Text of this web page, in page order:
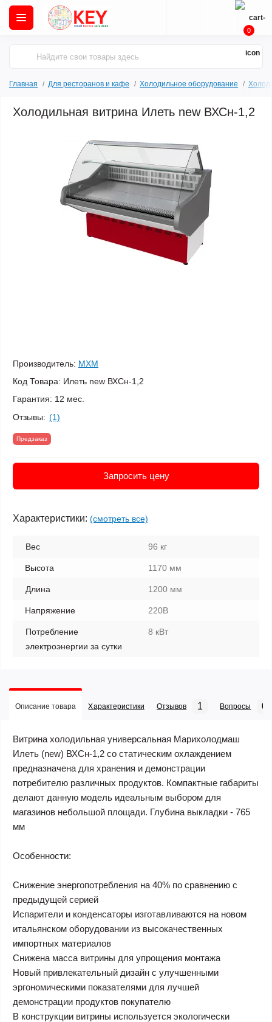
0
Главная Для ресторанов и кафе Холодильное оборудование
Холодильная витрина Илеть new ВХСн-1,2
Производитель: МХМ
Код Товара: Илеть new ВХСн-1,2
Гарантия: 12 мес.
Отзывы: (1)
Предзаказ
Запросить цену
Характеристики: (смотреть все)
Вес 96 кг
Высота 1170 мм
Длина 1200 мм
Напряжение 220В
Потребление
электроэнергии за сутки
8 кВт
Описание товара Характеристики Отзывов 1 Вопросы 0
Витрина холодильная универсальная Марихолодмаш
Илеть (new) ВХСн-1,2 со статическим охлаждением
предназначена для хранения и демонстрации
потребителю различных продуктов. Компактные габариты
делают данную модель идеальным выбором для
магазинов небольшой площади. Глубина выкладки - 765
мм
Особенности:
Снижение энергопотребления на 40% по сравнению с
предыдущей серией
Испарители и конденсаторы изготавливаются на новом
итальянском оборудовании из высокачественных
импортных материалов
Снижена масса витрины для упрощения монтажа
Новый привлекательный дизайн с улучшенными
эргономическими показателями для лучшей
демонстрации продуктов покупателю
В конструкции витрины используется экологически